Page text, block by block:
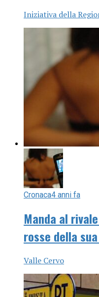
Iniziativa della
Cronaca4 anni fa
Manda al
rosse della
Valle Cervo